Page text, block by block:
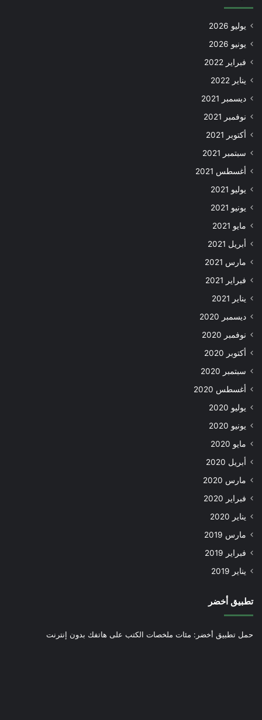
يوليو 2026
يونيو 2026
فبراير 2022
يناير 2022
ديسمبر 2021
نوفمبر 2021
أكتوبر 2021
سبتمبر 2021
أغسطس 2021
يوليو 2021
يونيو 2021
مايو 2021
أبريل 2021
مارس 2021
فبراير 2021
يناير 2021
ديسمبر 2020
نوفمبر 2020
أكتوبر 2020
سبتمبر 2020
أغسطس 2020
يوليو 2020
يونيو 2020
مايو 2020
أبريل 2020
مارس 2020
فبراير 2020
يناير 2020
مارس 2019
فبراير 2019
يناير 2019
تطبيق أخضر
حمل تطبيق أخضر: مئات ملخصات الكتب على هاتفك بدون إنترنت